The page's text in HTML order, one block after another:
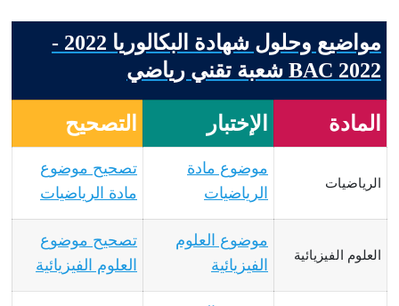
مواضيع وحلول شهادة البكالوريا 2022 -
BAC 2022 شعبة تقني رياضي
المادة الإختبار التصحيح
الرياضيات
موضوع مادة
الرياضيات
تصحيح موضوع
مادة الرياضيات
العلوم الفيزيائية
موضوع العلوم
الفيزيائية
تصحيح موضوع
العلوم الفيزيائية